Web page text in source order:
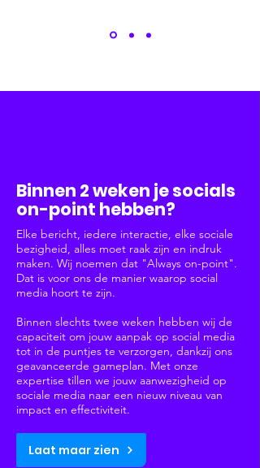
Binnen 2 weken je socials
on-point hebben?
Elke bericht, iedere interactie, elke sociale
bezigheid, alles moet raak zijn en indruk
maken. Wij noemen dat "Always on-point".
Dat is voor ons de manier waarop social
media hoort te zijn.
Binnen slechts twee weken hebben wij de
capaciteit om jouw aanpak op social media
tot in de puntjes te verzorgen, dankzij ons
geavanceerde gameplan. Met onze
expertise tillen we jouw aanwezigheid op
sociale media naar een nieuw niveau van
impact en effectiviteit.
Laat maar zien